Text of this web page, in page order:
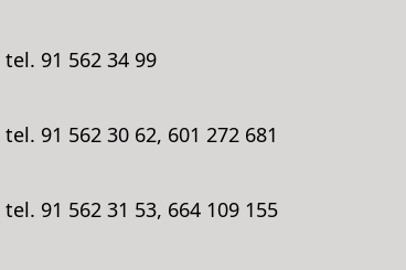
tel. 91 562 34 99
tel. 91 562 30 62, 601 272 681
tel. 91 562 31 53, 664 109 155